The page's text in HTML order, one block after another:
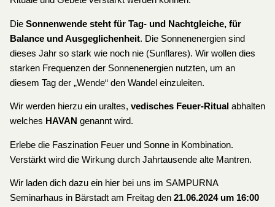
Die Sonnenwende steht für Tag- und Nachtgleiche, für
Balance und Ausgeglichenheit. Die Sonnenenergien sind
dieses Jahr so stark wie noch nie (Sunflares). Wir wollen dies
starken Frequenzen der Sonnenenergien nutzten, um an
diesem Tag der „Wende“ den Wandel einzuleiten.
Wir werden hierzu ein uraltes, vedisches Feuer-Ritual abhalten
welches HAVAN genannt wird.
Erlebe die Faszination Feuer und Sonne in Kombination.
Verstärkt wird die Wirkung durch Jahrtausende alte Mantren.
Wir laden dich dazu ein hier bei uns im SAMPURNA
Seminarhaus in Bärstadt am Freitag den 21.06.2024 um 16:00